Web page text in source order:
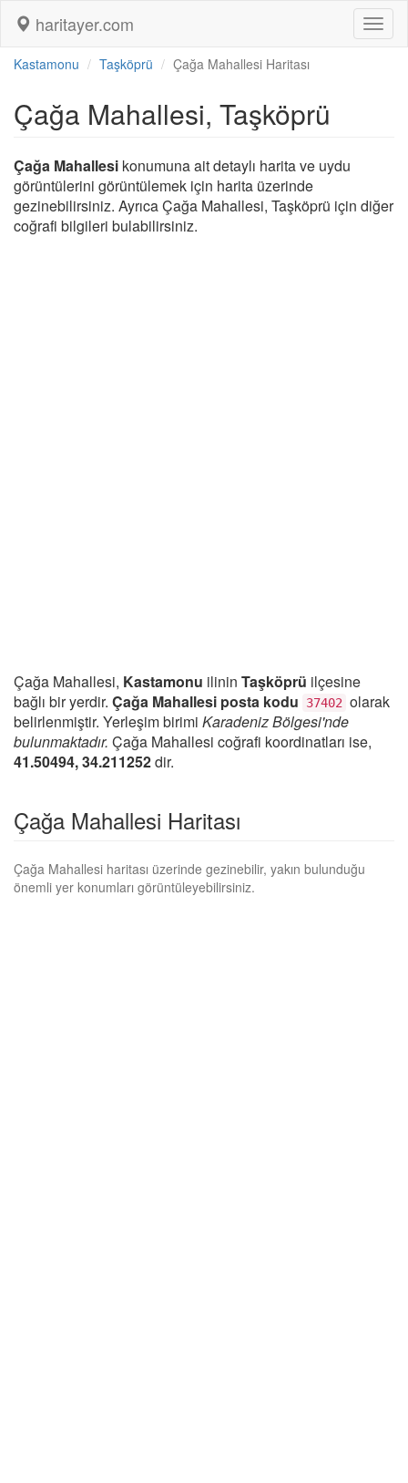
haritayer.com
Kastamonu Taşköprü Çağa Mahallesi Haritası
Çağa Mahallesi, Taşköprü
Çağa Mahallesi konumuna ait detaylı harita ve uydu
görüntülerini görüntülemek için harita üzerinde
gezinebilirsiniz. Ayrıca Çağa Mahallesi, Taşköprü için diğer
coğrafi bilgileri bulabilirsiniz.
Çağa Mahallesi, Kastamonu ilinin Taşköprü ilçesine
bağlı bir yerdir. Çağa Mahallesi posta kodu 37402 olarak
belirlenmiştir. Yerleşim birimi Karadeniz Bölgesi'nde
bulunmaktadır. Çağa Mahallesi coğrafi koordinatları ise,
41.50494, 34.211252dir.
Çağa Mahallesi Haritası
Çağa Mahallesi haritası üzerinde gezinebilir, yakın bulunduğu
önemli yer konumları görüntüleyebilirsiniz.